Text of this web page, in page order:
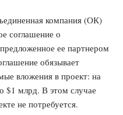
компания (ОК)
соглашение о
ее партнером
обязывает
вложения в проект: на
$1 млрд. В этом случае
не потребуется.